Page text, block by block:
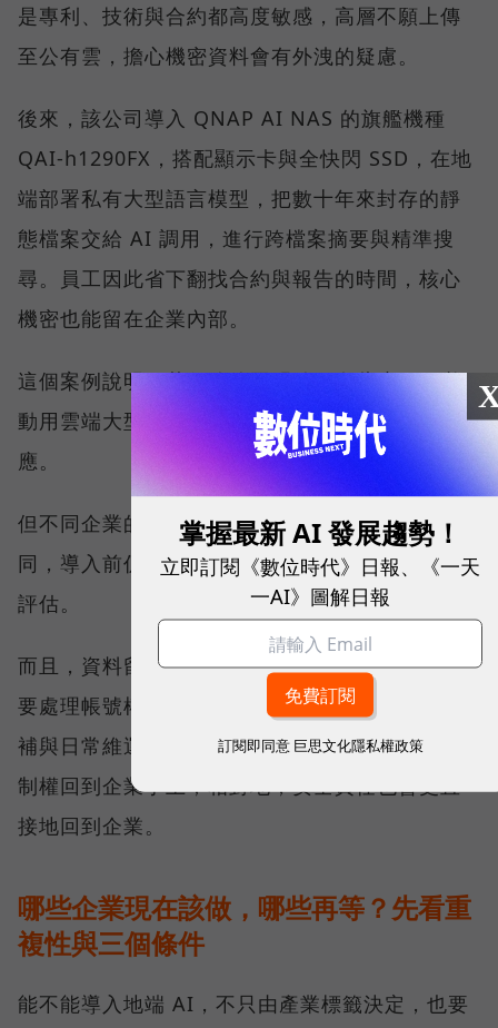
是專利、技術與合約都高度敏感，高層不願上傳
至公有雲，擔心機密資料會有外洩的疑慮。
後來，該公司導入 QNAP AI NAS 的旗艦機種
QAI-h1290FX，搭配顯示卡與全快閃 SSD，在地
端部署私有大型語言模型，把數十年來封存的靜
態檔案交給 AI 調用，進行跨檔案摘要與精準搜
尋。員工因此省下翻找合約與報告的時間，核心
機密也能留在企業內部。
這個案例說明，若任務範圍明確，有些應用不必
動用雲端大型模型，地端運算量就可能足以支
應。
但不同企業的資料量、查詢方式與模型大小不
同，導入前仍需要概念驗證（POC）與技術人員
評估。
而且，資料留在地端並不等於自動安全。企業仍
要處理帳號權限、網路隔離、備份復原、漏洞修
補與日常維運。地端的價值，是讓資料邊界與控
制權回到企業手上；相對地，安全責任也會更直
接地回到企業。
哪些企業現在該做，哪些再等？先看重
複性與三個條件
能不能導入地端 AI，不只由產業標籤決定，也要
掌握最新 AI 發展趨勢！
立即訂閱《數位時代》日報、《一天
一AI》圖解日報
訂閱即同意 巨思文化隱私權政策